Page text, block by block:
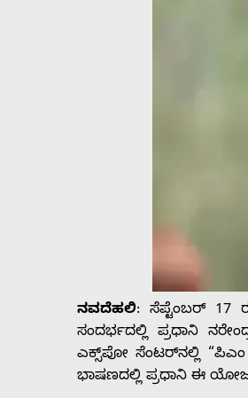
Advertise
ನವದೆಹಲಿ: ಸೆಪ್ಟೆಂಬರ್ 17
ಸಂದರ್ಭದಲ್ಲಿ ಪ್ರಧಾನಿ
ಎಕ್ಸ್‌ಪೋ ಸೆಂಟರ್‌ನಲ್ಲಿ “ಪಿಎಂ
ಭಾಷಣದಲ್ಲಿ ಪ್ರಧಾನಿ ಈ